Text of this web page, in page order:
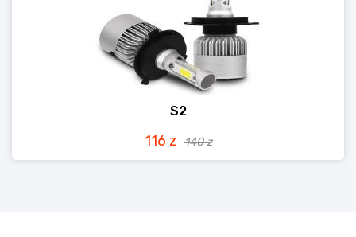
S2
116 z 140 z